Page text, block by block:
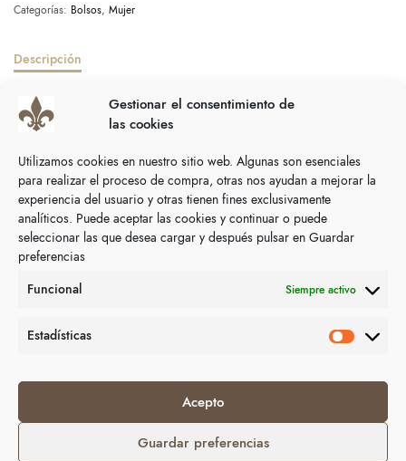
Gestionar el consentimiento de
las cookies
Utilizamos cookies en nuestro sitio web. Algunas son esenciales
para realizar el proceso de compra, otras nos ayudan a mejorar la
experiencia del usuario y otras tienen fines exclusivamente
analíticos. Puede aceptar las cookies y continuar o puede
seleccionar las que desea cargar y después pulsar en Guardar
preferencias
Funcional
Siempre activo
Estadísticas
Acepto
Guardar preferencias
Categorías: Bolsos, Mujer
Descripción
Productos relacionados